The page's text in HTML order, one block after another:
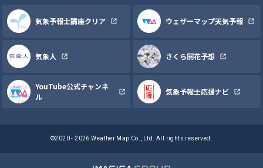
気象予報士講座クリア ウェザーマップ天気予報
気象人 さくら開花予想
YouTube公式チャンネ
ル
気象予報士応援ナビ
©2020 - 2026 Weather Map Co., Ltd. All rights reserved.